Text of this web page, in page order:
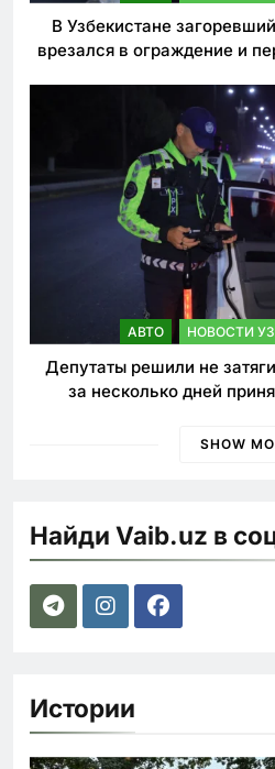
В Узбекистане
врезался в ограждение и
АВТО НОВОСТИ
Депутаты решили не
за несколько дней
SHOW
Найди Vaib.uz в
Истории